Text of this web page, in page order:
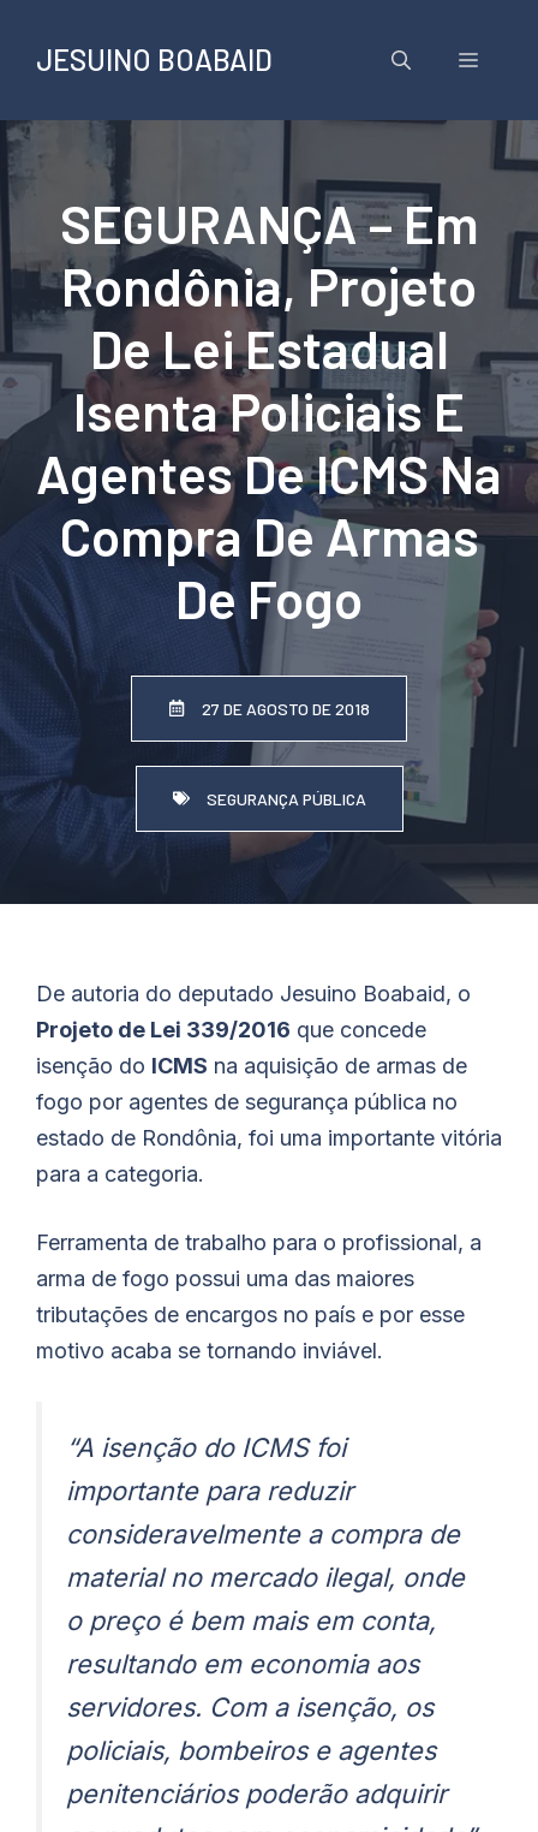
conteúdo
JESUINO BOABAID Menu
SEGURANÇA – Em
Rondônia, Projeto
De Lei Estadual
Isenta Policiais E
Agentes De ICMS Na
Compra De Armas
De Fogo
27 DE AGOSTO DE 2018
SEGURANÇA PÚBLICA
De autoria do deputado Jesuino Boabaid, o
Projeto de Lei 339/2016 que concede
isenção do ICMS na aquisição de armas de
fogo por agentes de segurança pública no
estado de Rondônia, foi uma importante vitória
para a categoria.
Ferramenta de trabalho para o profissional, a
arma de fogo possui uma das maiores
tributações de encargos no país e por esse
motivo acaba se tornando inviável.
“A isenção do ICMS foi
importante para reduzir
consideravelmente a compra de
material no mercado ilegal, onde
o preço é bem mais em conta,
resultando em economia aos
servidores. Com a isenção, os
policiais, bombeiros e agentes
penitenciários poderão adquirir